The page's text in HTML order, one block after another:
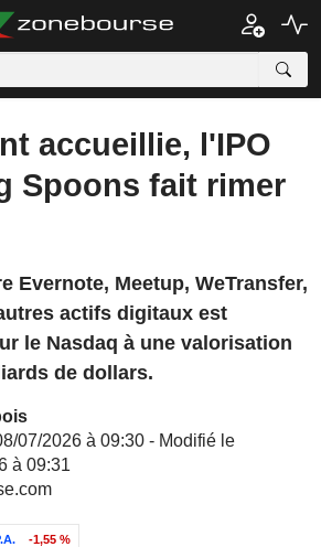
accueillie, l'IPO
Spoons fait rimer
Evernote, Meetup, WeTransfer,
actifs digitaux est
le Nasdaq à une valorisation
de dollars.
07/2026 à 09:30 - Modifié le
à 09:31
-1,55 %